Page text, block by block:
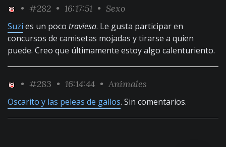
• #282 • 16:17:51 • Sexo
Suzi es un poco traviesa. Le gusta participar en
concursos de camisetas mojadas y tirarse a quien
puede. Creo que últimamente estoy algo calenturiento.
• #283 • 16:14:44 • Animales
Oscarito y las peleas de gallos. Sin comentarios.